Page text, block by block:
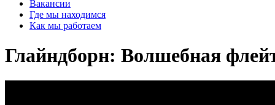
Вакансии
Где мы находимся
Как мы работаем
Глайндборн: Волшебная